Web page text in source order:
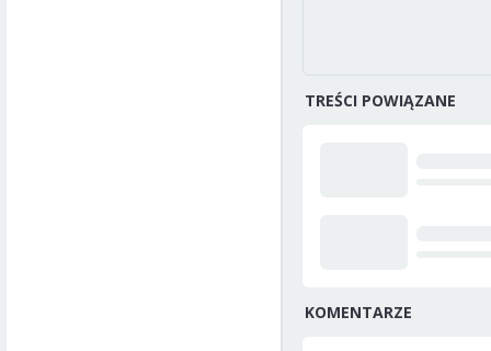
TREŚCI POWIĄZANE
KOMENTARZE